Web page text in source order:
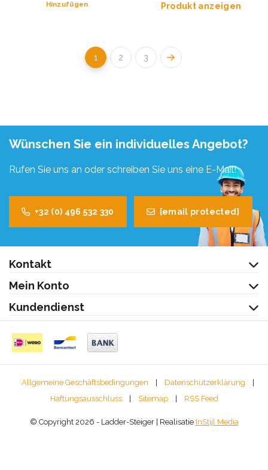
Hinzufügen Produkt anzeigen
1 2 3
Wünschen Sie ein individuelles Angebot?
Rufen Sie uns an oder schreiben Sie uns eine E-Mail!
+32 (0) 496 532 330 [email protected]
Kontakt
Mein Konto
Kundendienst
Allgemeine Geschäftsbedingungen Datenschutzerklärung
Haftungsausschluss
Sitemap RSS Feed
© Copyright 2026 - Ladder-Steiger | Realisatie InStijl Media